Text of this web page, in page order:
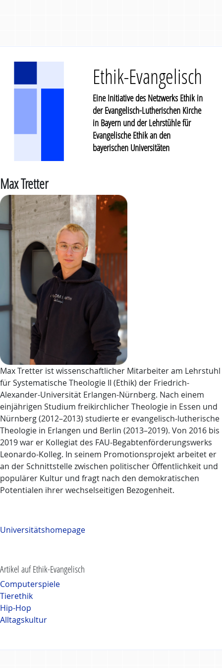
Ethik-Evangelisch
Eine Initiative des Netzwerks Ethik in
der Evangelisch-Lutherischen Kirche
in Bayern und der Lehrstühle für
Evangelische Ethik an den
bayerischen Universitäten
Max Tretter
Max Tretter ist wissenschaftlicher Mitarbeiter am Lehrstuhl
für Systematische Theologie II (Ethik) der Friedrich-
Alexander-Universität Erlangen-Nürnberg. Nach einem
einjährigen Studium freikirchlicher Theologie in Essen und
Nürnberg (2012–2013) studierte er evangelisch-lutherische
Theologie in Erlangen und Berlin (2013–2019). Von 2016 bis
2019 war er Kollegiat des FAU-Begabtenförderungswerks
Leonardo-Kolleg. In seinem Promotionsprojekt arbeitet er
an der Schnittstelle zwischen politischer Öffentlichkeit und
populärer Kultur und fragt nach den demokratischen
Potentialen ihrer wechselseitigen Bezogenheit.
Universitätshomepage
Artikel auf Ethik-Evangelisch
Computerspiele
Tierethik
Hip-Hop
Alltagskultur